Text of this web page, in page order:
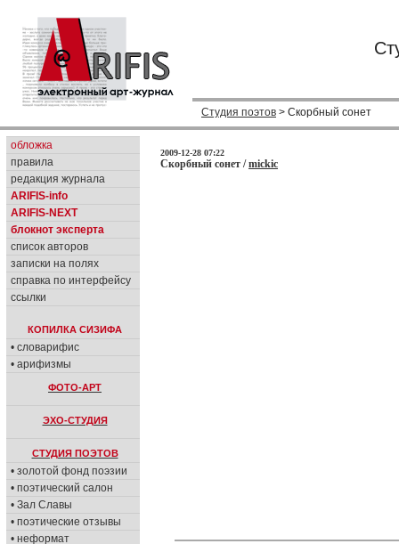
Студия поэтов > Скорбный сонет
обложка
правила
редакция журнала
ARIFIS-info
ARIFIS-NEXT
блокнот эксперта
список авторов
записки на полях
справка по интерфейсу
ссылки
КОПИЛКА СИЗИФА
• словарифис
• арифизмы
ФОТО-АРТ
ЭХО-СТУДИЯ
СТУДИЯ ПОЭТОВ
• золотой фонд поэзии
• поэтический салон
• Зал Славы
• поэтические отзывы
• неформат
2009-12-28 07:22
Скорбный сонет /mickic